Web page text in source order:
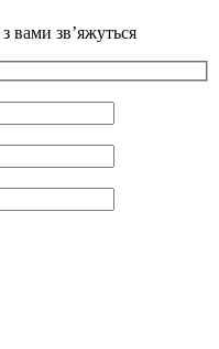
вами зв’яжуться